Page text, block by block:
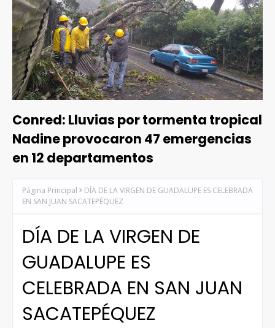
Conred: Lluvias por tormenta tropical
Nadine provocaron 47 emergencias
en 12 departamentos
Página Principal
DÍA DE LA VIRGEN DE GUADALUPE ES CELEBRADA
EN SAN JUAN SACATEPÉQUEZ
DÍA DE LA VIRGEN DE
GUADALUPE ES
CELEBRADA EN SAN JUAN
SACATEPÉQUEZ